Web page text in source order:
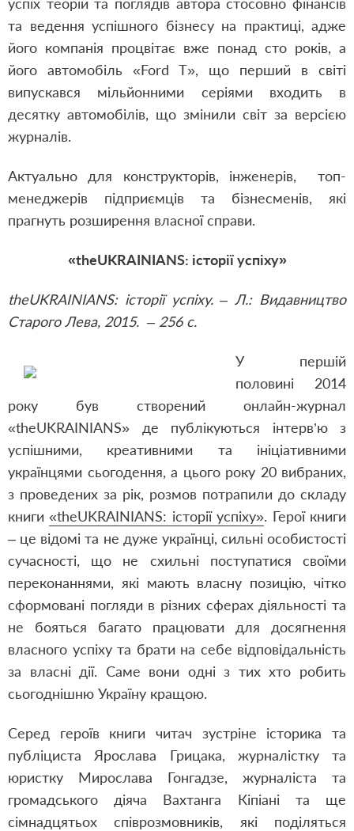
та ведення успішного бізнесу на практиці, адже
його компанія процвітає вже понад сто років, а
його автомобіль «Ford T», що перший в світі
випускався мільйонними серіями входить в
десятку автомобілів, що змінили світ за версією
журналів.
Актуально для конструкторів, інженерів, топ-
менеджерів підприємців та бізнесменів, які
прагнуть розширення власної справи.
«theUKRAINIANS: історії успіху»
theUKRAINIANS: історії успіху. – Л.: Видавництво
Старого Лева, 2015. – 256 с.
У першій
половині 2014
року був створений онлайн-журнал
«theUKRAINIANS» де публікуються інтерв’ю з
успішними, креативними та ініціативними
українцями сьогодення, а цього року 20 вибраних,
з проведених за рік, розмов потрапили до складу
книги«theUKRAINIANS: історії успіху». Герої книги
– це відомі та не дуже українці, сильні особистості
сучасності, що не схильні поступатися своїми
переконаннями, які мають власну позицію, чітко
сформовані погляди в різних сферах діяльності та
не бояться багато працювати для досягнення
власного успіху та брати на себе відповідальність
за власні дії. Саме вони одні з тих хто робить
сьогоднішню Україну кращою.
Серед героїв книги читач зустріне історика та
публіциста Ярослава Грицака, журналістку та
юристку Мирослава Гонгадзе, журналіста та
громадського діяча Вахтанга Кіпіані та ще
сімнадцятьох співрозмовників, які поділяться